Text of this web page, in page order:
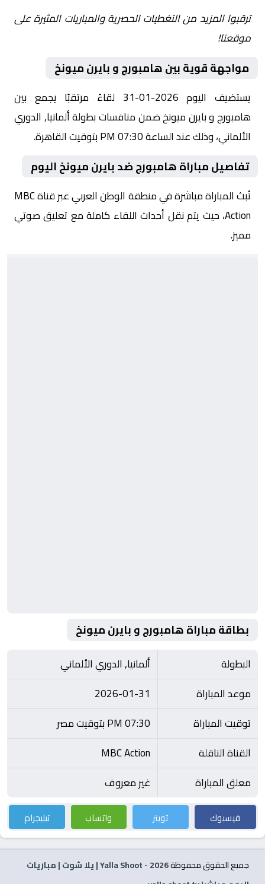
ترقبوا المزيد من التغطيات الحصرية والمباريات المثيرة على
موقعنا!
مواجهة قوية بين هامبورج و بايرن ميونخ
يستضيف اليوم 2026-01-31 لقاءً مرتقبًا يجمع بين
هامبورج و بايرن ميونخ ضمن منافسات بطولة ألمانيا, الدوري
الألماني، وذلك عند الساعة 07:30 PM بتوقيت القاهرة.
تفاصيل مباراة هامبورج ضد بايرن ميونخ اليوم
تُبث المباراة مباشرة في منطقة الوطن العربي عبر قناة MBC
Action، حيث يتم نقل أحداث اللقاء كاملة مع تعليق صوتي
مميز.
بطاقة مباراة هامبورج و بايرن ميونخ
البطولة
ألمانيا, الدوري الألماني
موعد المباراة
2026-01-31
توقيت المباراة
07:30 PM بتوقيت مصر
القناة الناقلة
MBC Action
معلق المباراة
غير معروف
فيسبوك تويتر واتساب تيليجرام
جميع الحقوق محفوظة2026
- Yalla Shoot | يلا شوت | مباريات